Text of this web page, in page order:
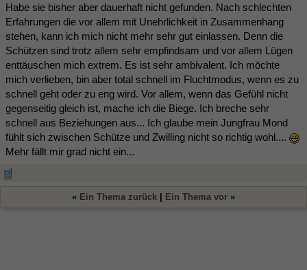
Habe sie bisher aber dauerhaft nicht gefunden. Nach schlechten
Erfahrungen die vor allem mit Unehrlichkeit in Zusammenhang
stehen, kann ich mich nicht mehr sehr gut einlassen. Denn die
Schützen sind trotz allem sehr empfindsam und vor allem Lügen
enttäuschen mich extrem. Es ist sehr ambivalent. Ich möchte
mich verlieben, bin aber total schnell im Fluchtmodus, wenn es zu
schnell geht oder zu eng wird. Vor allem, wenn das Gefühl nicht
gegenseitig gleich ist, mache ich die Biege. Ich breche sehr
schnell aus Beziehungen aus... Ich glaube mein Jungfrau Mond
fühlt sich zwischen Schütze und Zwilling nicht so richtig wohl....
Mehr fällt mir grad nicht ein...
« Ein Thema zurück Ein Thema vor »